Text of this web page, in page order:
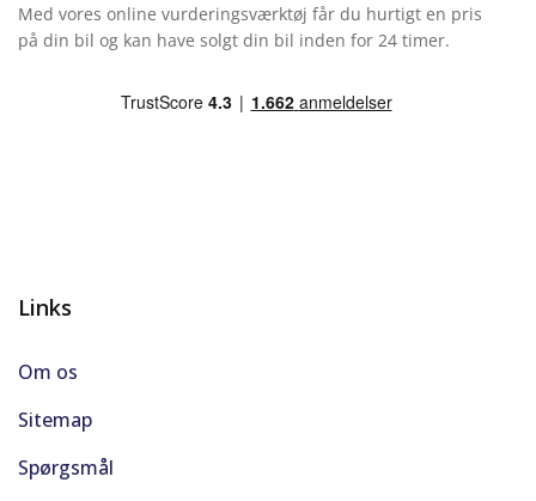
Med vores online vurderingsværktøj får du hurtigt en pris
på din bil og kan have solgt din bil inden for 24 timer.
Links
Om os
Sitemap
Spørgsmål